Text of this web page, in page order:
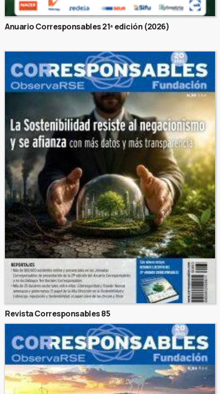
Anuario Corresponsables 21ª edición (2026)
Revista Corresponsables 85